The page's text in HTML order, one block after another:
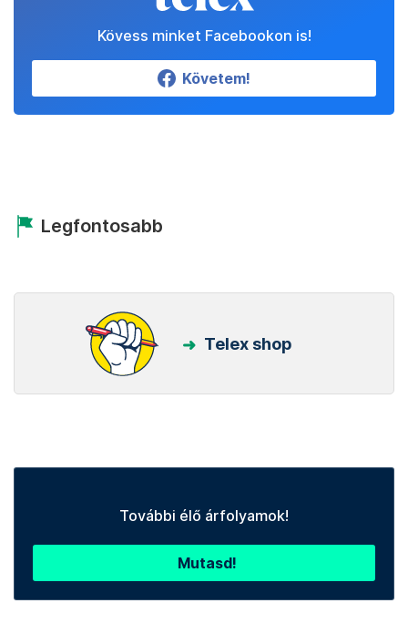
Kövess minket Facebookon is!
Követem!
Legfontosabb
Telex shop
További élő árfolyamok!
Mutasd!